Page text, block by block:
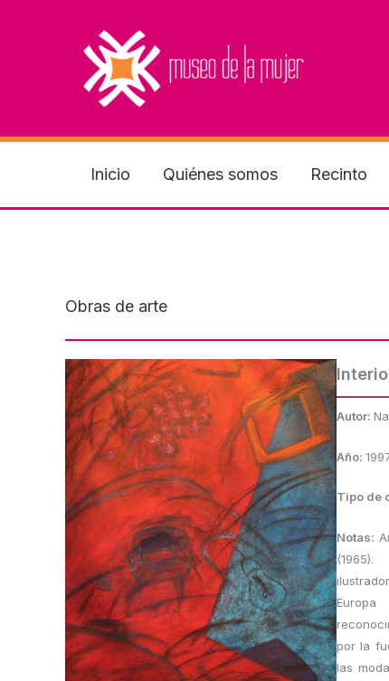
Inicio Quiénes somos Recinto
Obras de arte
Autor:
Año:
Tipo de
Notas:
por la
las